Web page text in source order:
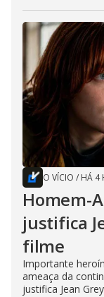
O VÍCIO / HÁ 4
Homem-
justifica
filme
Importante
ameaça da
justifica Jean